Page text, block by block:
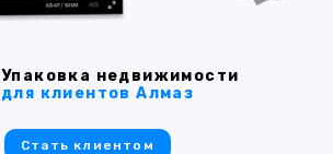
Упаковка недвижимости
для клиентов Алмаз
Стать клиентом